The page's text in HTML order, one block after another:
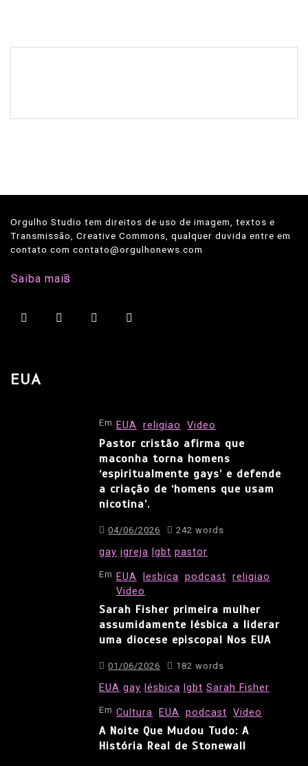
Orgulho Studio tem direitos de uso de imagem, textos e
Transmissão, Creative Commons, qualquer duvida entre em
contato com contato@orgulhonews.com
Saiba mais
EUA
Em EUA religiao Video
Pastor cristão afirma que
maconha torna homens
‘espiritualmente gays’ e defende
a criação de ‘homens que usam
nicotina’.
04/06/2026 242 words
gay igreja lgbt pastor
Em EUA lesbica podcast religiao
Video
Sarah Fisher primeira mulher
assumidamente lésbica a liderar
uma diocese episcopal Nos EUA
01/06/2026 182 words
EUA gay lésbica lgbt Sarah Fisher
Em Cultura EUA podcast Video
A Noite Que Mudou Tudo: A
História Real de Stonewall